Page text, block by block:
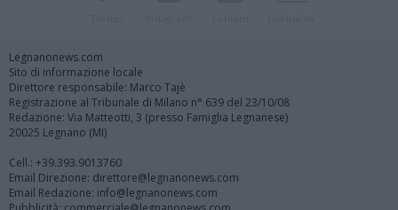
Legnanonews.com
Sito di informazione locale
Direttore responsabile: Marco Tajè
Registrazione al Tribunale di Milano n° 639 del 23/10/08
Redazione: Via Matteotti, 3 (presso Famiglia Legnanese)
20025 Legnano (MI)
Cell.: +39.393.9013760
Email Direzione: direttore@legnanonews.com
Email Redazione: info@legnanonews.com